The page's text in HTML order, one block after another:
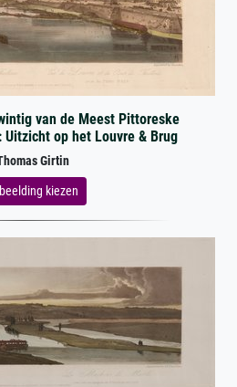
van de Meest Pittoreske
op het Louvre & Brug
Girtin
kiezen